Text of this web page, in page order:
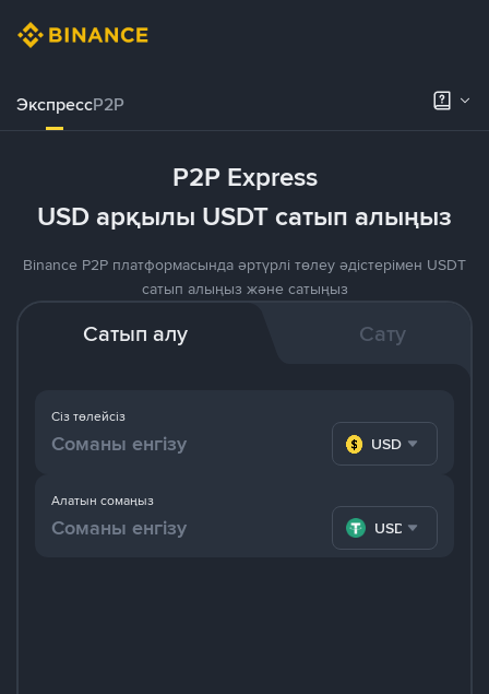
ЭкспрессP2P
P2P Express
USD арқылы USDT сатып алыңыз
Binance P2P платформасында әртүрлі төлеу әдістерімен USDT
сатып алыңыз және сатыңыз
Сатып алу Сату
Сіз төлейсіз
USD
Алатын сомаңыз
USDT